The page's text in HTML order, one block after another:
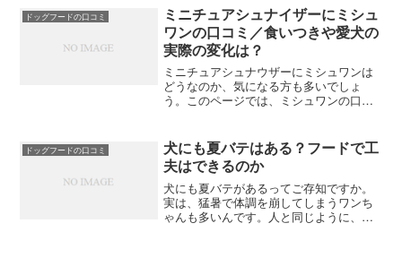
シュワンは、愛犬の健康を第一に考えた
フードです。口コミを通...
ドッグフードの口コミ
ミニチュアシュナイザーにミシュ
ワンの口コミ／食いつきや愛犬の
実際の変化は？
ミニチュアシュナウザーにミシュワンは
どうなのか、気になる方も多いでしょ
う。このページでは、ミシュワンの口コ
ることで愛犬の健康がどう変わるのか知
りたい方は参考にしてくださ...
ドッグフードの口コミ
犬にも夏バテはある？フードで工
夫はできるのか
犬にも夏バテがあるってご存知ですか。
実は、猛暑で体調を崩してしまうワンち
ゃんも多いんです。人と同じように、犬